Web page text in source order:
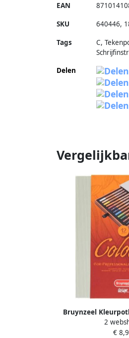
EAN
SKU 640446,
Tags
C,
Delen
Bruynzeel
luxe bewaardoos
2
€